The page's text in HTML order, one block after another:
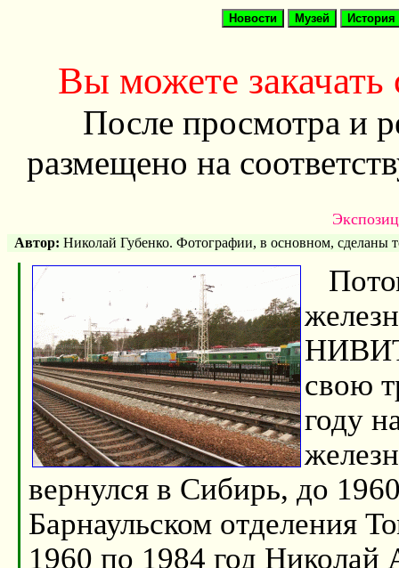
Вы можете
После просмотра и
размещено на
Автор: Николай Губенко. Фотографии, в основном, сделаны
свою
году
вернулся в Сибирь, до
Барнаульском отделения
1960 по 1984 год Николай